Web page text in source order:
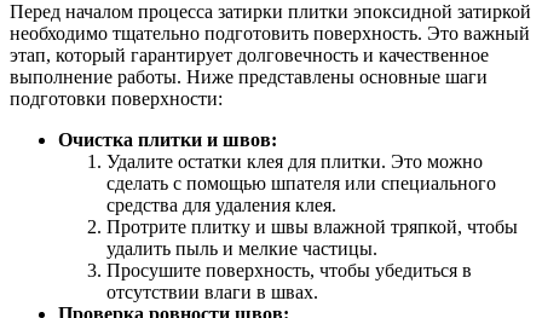
Перед началом процесса затирки плитки эпоксидной затиркой
необходимо тщательно подготовить поверхность. Это важный
этап, который гарантирует долговечность и качественное
выполнение работы. Ниже представлены основные шаги
подготовки поверхности:
Очистка плитки и швов:
Удалите остатки клея для плитки. Это можно
сделать с помощью шпателя или специального
средства для удаления клея.
Протрите плитку и швы влажной тряпкой, чтобы
удалить пыль и мелкие частицы.
Просушите поверхность, чтобы убедиться в
отсутствии влаги в швах.